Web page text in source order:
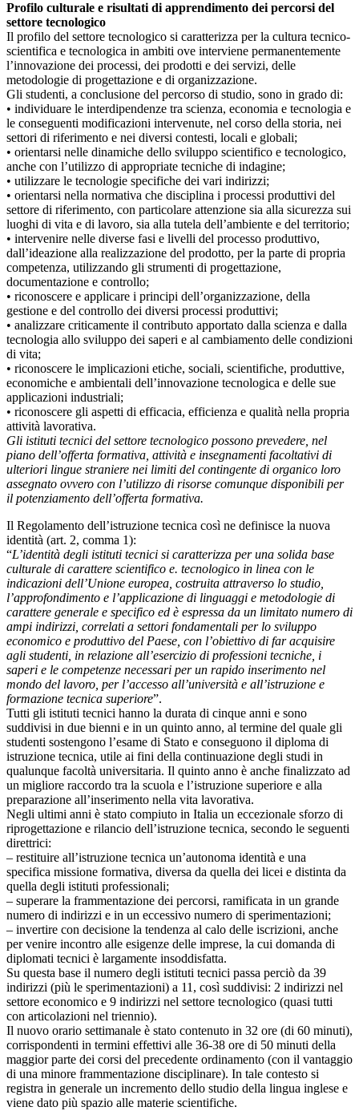
Profilo culturale e risultati di apprendimento dei percorsi del
settore tecnologico
Il profilo del settore tecnologico si caratterizza per la cultura tecnico-
scientifica e tecnologica in ambiti ove interviene permanentemente
l’innovazione dei processi, dei prodotti e dei servizi, delle
metodologie di progettazione e di organizzazione.
Gli studenti, a conclusione del percorso di studio, sono in grado di:
• individuare le interdipendenze tra scienza, economia e tecnologia e
le conseguenti modificazioni intervenute, nel corso della storia, nei
settori di riferimento e nei diversi contesti, locali e globali;
• orientarsi nelle dinamiche dello sviluppo scientifico e tecnologico,
anche con l’utilizzo di appropriate tecniche di indagine;
• utilizzare le tecnologie specifiche dei vari indirizzi;
• orientarsi nella normativa che disciplina i processi produttivi del
settore di riferimento, con particolare attenzione sia alla sicurezza sui
luoghi di vita e di lavoro, sia alla tutela dell’ambiente e del territorio;
• intervenire nelle diverse fasi e livelli del processo produttivo,
dall’ideazione alla realizzazione del prodotto, per la parte di propria
competenza, utilizzando gli strumenti di progettazione,
documentazione e controllo;
• riconoscere e applicare i principi dell’organizzazione, della
gestione e del controllo dei diversi processi produttivi;
• analizzare criticamente il contributo apportato dalla scienza e dalla
tecnologia allo sviluppo dei saperi e al cambiamento delle condizioni
di vita;
• riconoscere le implicazioni etiche, sociali, scientifiche, produttive,
economiche e ambientali dell’innovazione tecnologica e delle sue
applicazioni industriali;
• riconoscere gli aspetti di efficacia, efficienza e qualità nella propria
attività lavorativa.
Gli istituti tecnici del settore tecnologico possono prevedere, nel
piano dell’offerta formativa, attività e insegnamenti facoltativi di
ulteriori lingue straniere nei limiti del contingente di organico loro
assegnato ovvero con l’utilizzo di risorse comunque disponibili per
il potenziamento dell’offerta formativa.
Il Regolamento dell’istruzione tecnica così ne definisce la nuova
identità (art. 2, comma 1):
“L’identità degli istituti tecnici si caratterizza per una solida base
culturale di carattere scientifico e. tecnologico in linea con le
indicazioni dell’Unione europea, costruita attraverso lo studio,
l’approfondimento e l’applicazione di linguaggi e metodologie di
carattere generale e specifico ed è espressa da un limitato numero di
ampi indirizzi, correlati a settori fondamentali per lo sviluppo
economico e produttivo del Paese, con l’obiettivo di far acquisire
agli studenti, in relazione all’esercizio di professioni tecniche, i
saperi e le competenze necessari per un rapido inserimento nel
mondo del lavoro, per l’accesso all’università e all’istruzione e
formazione tecnica superiore”.
Tutti gli istituti tecnici hanno la durata di cinque anni e sono
suddivisi in due bienni e in un quinto anno, al termine del quale gli
studenti sostengono l’esame di Stato e conseguono il diploma di
istruzione tecnica, utile ai fini della continuazione degli studi in
qualunque facoltà universitaria. Il quinto anno è anche finalizzato ad
un migliore raccordo tra la scuola e l’istruzione superiore e alla
preparazione all’inserimento nella vita lavorativa.
Negli ultimi anni è stato compiuto in Italia un eccezionale sforzo di
riprogettazione e rilancio dell’istruzione tecnica, secondo le seguenti
direttrici:
– restituire all’istruzione tecnica un’autonoma identità e una
specifica missione formativa, diversa da quella dei licei e distinta da
quella degli istituti professionali;
– superare la frammentazione dei percorsi, ramificata in un grande
numero di indirizzi e in un eccessivo numero di sperimentazioni;
– invertire con decisione la tendenza al calo delle iscrizioni, anche
per venire incontro alle esigenze delle imprese, la cui domanda di
diplomati tecnici è largamente insoddisfatta.
Su questa base il numero degli istituti tecnici passa perciò da 39
indirizzi (più le sperimentazioni) a 11, così suddivisi: 2 indirizzi nel
settore economico e 9 indirizzi nel settore tecnologico (quasi tutti
con articolazioni nel triennio).
Il nuovo orario settimanale è stato contenuto in 32 ore (di 60 minuti),
corrispondenti in termini effettivi alle 36-38 ore di 50 minuti della
maggior parte dei corsi del precedente ordinamento (con il vantaggio
di una minore frammentazione disciplinare). In tale contesto si
registra in generale un incremento dello studio della lingua inglese e
viene dato più spazio alle materie scientifiche.